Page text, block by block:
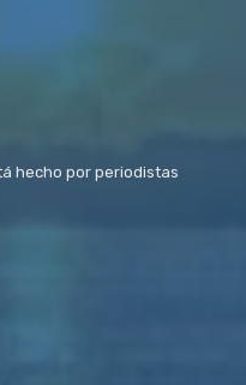
hecho por periodistas